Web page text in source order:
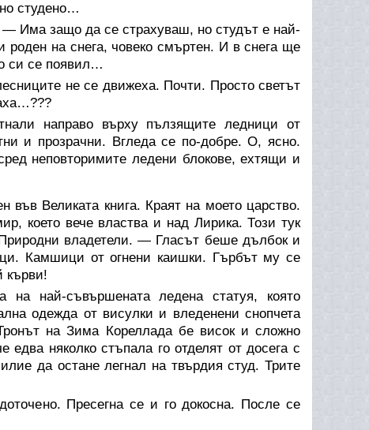
студено…
Има защо да се страхуваш, но студът е най-
роден на снега, човеко смъртен. И в снега ще
си се появил…
не се движеха. Почти. Просто светът
направо върху пълзящите ледници от
и прозрачни. Вгледа се по-добре. О, ясно.
неповторимите ледени блокове, ехтящи и
Великата книга. Краят на моето царство.
което вече властва и над Лирика. Този тук
владетели. — Гласът беше дълбок и
Камшици от огнени каишки. Гърбът му се
кърви!
на най-съвършената ледена статуя, която
одежда от висулки и вледенени снопчета
на Зима Кореллада бе висок и сложно
няколко стъпала го отделят от досега с
да остане легнал на твърдия студ. Трите
Пресегна се и го докосна. После се